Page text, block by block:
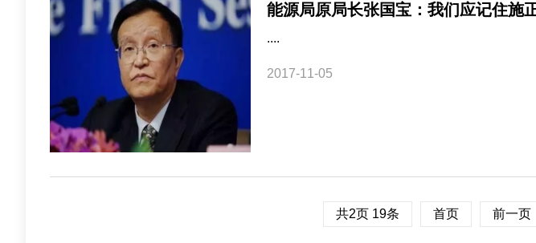
能源局原局长张国宝：我们应记住施
....
2017-11-05
共2页 19条 首页 前一页